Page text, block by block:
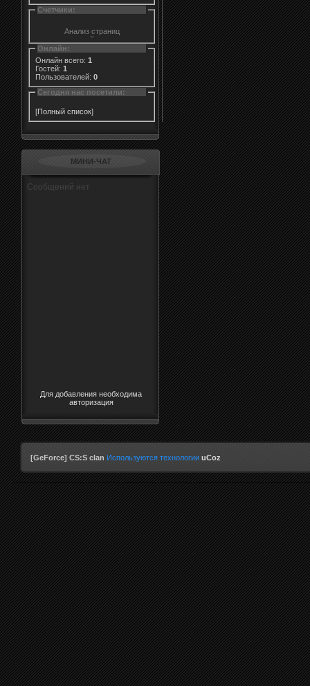
Счетчики:
Онлайн:
Онлайн всего: 1
Гостей: 1
Пользователей: 0
Сегодня нас посетили:
[Полный список]
МИНИ-ЧАТ
Для добавления необходима
авторизация
[GeForce] CS:S clan Используются технологии uCoz